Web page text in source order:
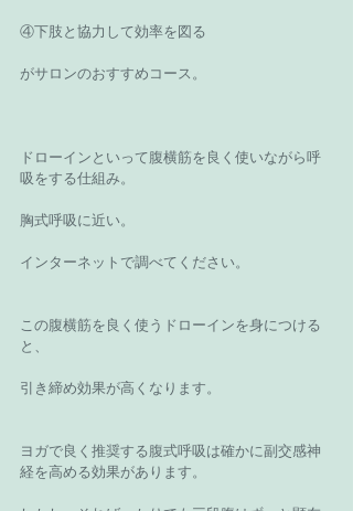
④下肢と協力して効率を図る
がサロンのおすすめコース。
ドローインといって腹横筋を良く使いながら呼
吸をする仕組み。
胸式呼吸に近い。
インターネットで調べてください。
この腹横筋を良く使うドローインを身につける
と、
引き締め効果が高くなります。
ヨガで良く推奨する腹式呼吸は確かに副交感神
経を高める効果があります。